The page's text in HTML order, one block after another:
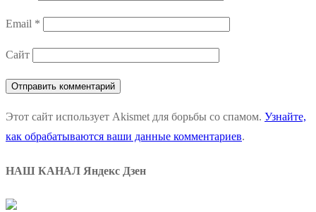
Email *
Сайт
Этот сайт использует Akismet для борьбы со спамом. Узнайте,
как обрабатываются ваши данные комментариев.
НАШ КАНАЛ Яндекс Дзен